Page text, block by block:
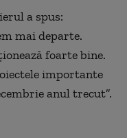
a spus:
mai departe.
foarte bine.
importante
anul trecut”.